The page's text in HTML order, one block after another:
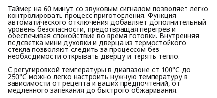
Таймер на 60 минут со звуковым сигналом позволяет легко
контролировать процесс приготовления. Функция
автоматического отключения добавляет дополнительный
уровень безопасности, предотвращая перегрев и
обеспечивая спокойствие во время готовки. Внутренняя
подсветка мини духовки и дверца из термостойкого
стекла позволяют следить за процессом без
необходимости открывать дверцу и терять тепло.
С регулировкой температуры в диапазоне от 100°C до
250°C можно легко настроить нужную температуру в
зависимости от рецепта и ваших предпочтений, от
медленного запекания до быстрого обжаривания.